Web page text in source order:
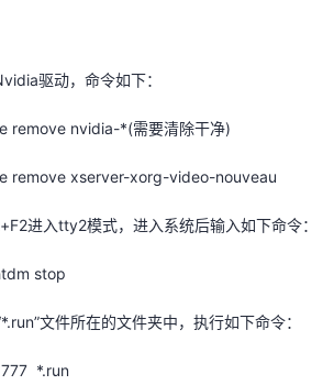
驱动，命令如下：
remove nvidia-*(需要清除干净)
remove xserver-xorg-video-nouveau
进入tty2模式，进入系统后输入如下命令：
stop
文件所在的文件夹中，执行如下命令：
*.run